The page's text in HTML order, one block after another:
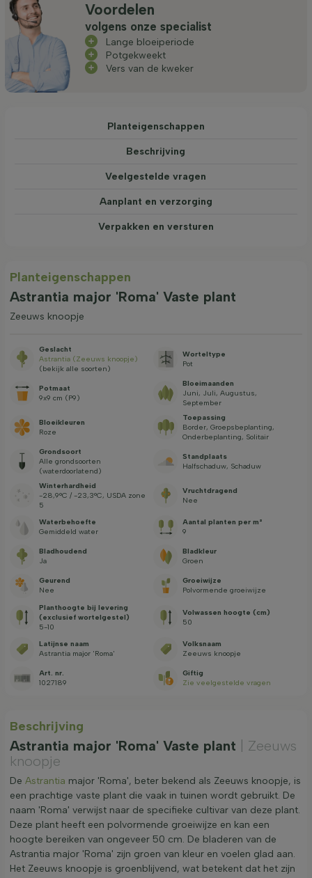
Voordelen
volgens onze specialist
Lange bloeiperiode
Potgekweekt
Vers van de kweker
Planteigenschappen
Beschrijving
Veelgestelde vragen
Aanplant en verzorging
Verpakken en versturen
Planteigenschappen
Astrantia major 'Roma' Vaste plant
Zeeuws knoopje
Geslacht
Astrantia (Zeeuws knoopje)
(bekijk alle soorten)
Worteltype
Pot
Potmaat
9x9 cm (P9)
Bloeimaanden
Juni, Juli, Augustus,
September
Bloeikleuren
Roze
Toepassing
Border, Groepsbeplanting,
Onderbeplanting, Solitair
Grondsoort
Alle grondsoorten
(waterdoorlatend)
Standplaats
Halfschaduw, Schaduw
Winterhardheid
-28,9°C / -23,3°C, USDA zone
5
Vruchtdragend
Nee
Waterbehoefte
Gemiddeld water
Aantal planten per m²
9
Bladhoudend
Ja
Bladkleur
Groen
Geurend
Nee
Groeiwijze
Polvormende groeiwijze
Planthoogte bij levering
(exclusief wortelgestel)
5-10
Volwassen hoogte (cm)
50
Latijnse naam
Astrantia major 'Roma'
Volksnaam
Zeeuws knoopje
Art. nr.
1027189
Giftig
Zie veelgestelde vragen
Beschrijving
Astrantia major 'Roma' Vaste plant
| Zeeuws
knoopje
De Astrantia major 'Roma', beter bekend als Zeeuws knoopje, is
een prachtige vaste plant die vaak in tuinen wordt gebruikt. De
naam 'Roma' verwijst naar de specifieke cultivar van deze plant.
Deze plant heeft een polvormende groeiwijze en kan een
hoogte bereiken van ongeveer 50 cm. De bladeren van de
Astrantia major 'Roma' zijn groen van kleur en voelen glad aan.
Het Zeeuws knoopje is groenblijvend, wat betekent dat het zijn